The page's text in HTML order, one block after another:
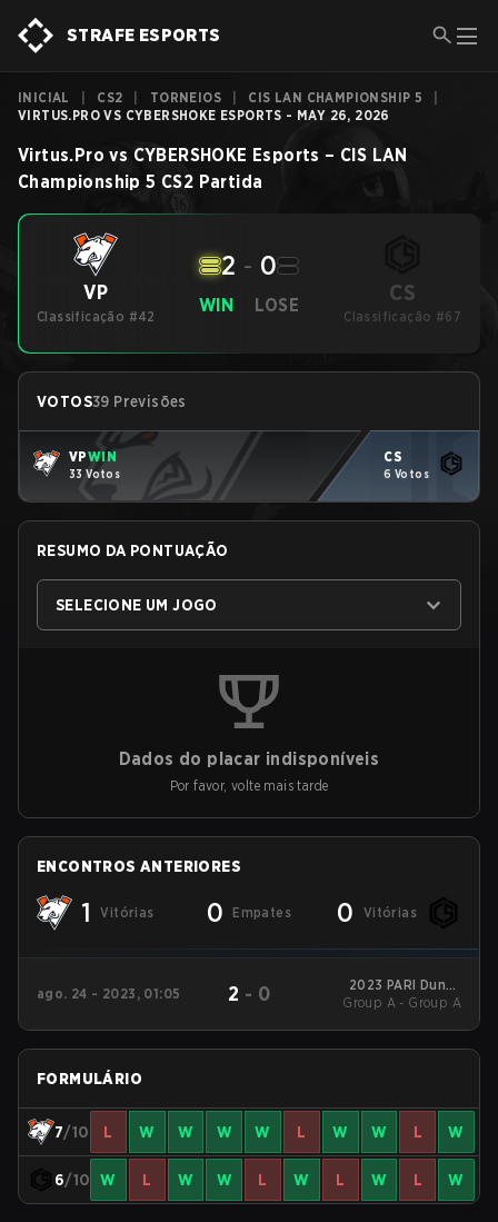
STRAFE ESPORTS
INICIAL CS2 TORNEIOS CIS LAN CHAMPIONSHIP 5
VIRTUS.PRO VS CYBERSHOKE ESPORTS - MAY 26, 2026
Virtus.Pro vs CYBERSHOKE Esports – CIS LAN
Championship 5 CS2 Partida
VP
Classificação #42
WIN
2 - 0
LOSE CS
Classificação #67
VOTOS39 Previsões
VPWIN
33 Votos
CS
6 Votos
RESUMO DA PONTUAÇÃO
SELECIONE UM JOGO
Dados do placar indisponíveis
Por favor, volte mais tarde
ENCONTROS ANTERIORES
1 Vitórias 0 Empates 0 Vitórias
ago. 24 - 2023, 01:05 2 - 0
2023 PARI Dunav
Party
Group A - Group A
FORMULÁRIO
7/10 L W W W W L W W L W
6/10 W L W W L W L W L W